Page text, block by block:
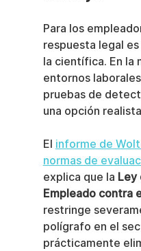
Para los
respuesta legal
la científica. En la
entornos
pruebas de
una opción
El informe de
normas de
explica que la Ley
Empleado contra
restringe
polígrafo en el
prácticamente